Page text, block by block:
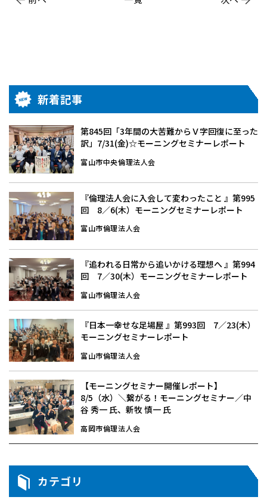
新着記事
第845回「3年間の大苦難からＶ字回復に至った
訳」7/31(金)☆モーニングセミナーレポート
富山市中央倫理法人会
『倫理法人会に入会して変わったこと 』第995
回 8／6(木）モーニングセミナーレポート
富山市倫理法人会
『追われる日常から追いかける理想へ 』第994
回 7／30(木）モーニングセミナーレポート
富山市倫理法人会
『日本一幸せな足場屋 』第993回 7／23(木）
モーニングセミナーレポート
富山市倫理法人会
【モーニングセミナー開催レポート】
8/5（水）＼繋がる！モーニングセミナー／中
谷 秀一 氏、新牧 慎一 氏
高岡市倫理法人会
カテゴリ